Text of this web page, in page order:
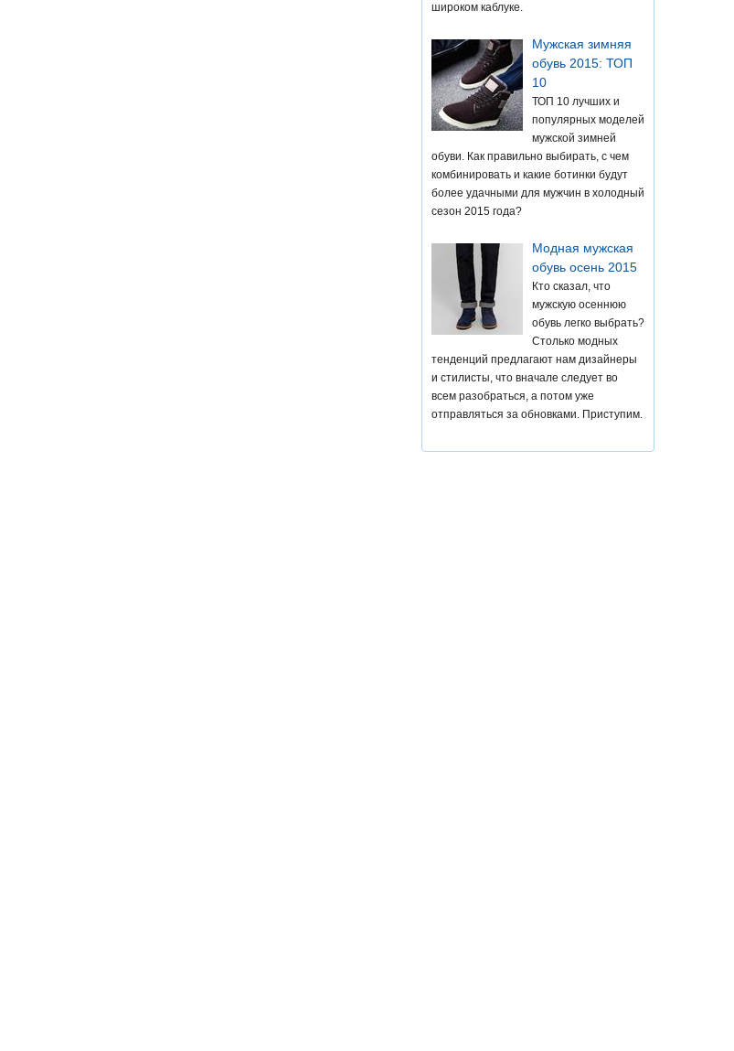
широком каблуке.
Мужская зимняя
обувь 2015: ТОП
10
ТОП 10 лучших и
популярных моделей
мужской зимней
обуви. Как правильно выбирать, с чем
комбинировать и какие ботинки будут
более удачными для мужчин в холодный
сезон 2015 года?
Модная мужская
обувь осень 2015
Кто сказал, что
мужскую осеннюю
обувь легко выбрать?
Столько модных
тенденций предлагают нам дизайнеры
и стилисты, что вначале следует во
всем разобраться, а потом уже
отправляться за обновками. Приступим.